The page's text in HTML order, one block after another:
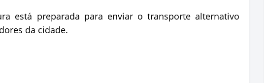
está preparada para enviar o transporte alternativo
da cidade.